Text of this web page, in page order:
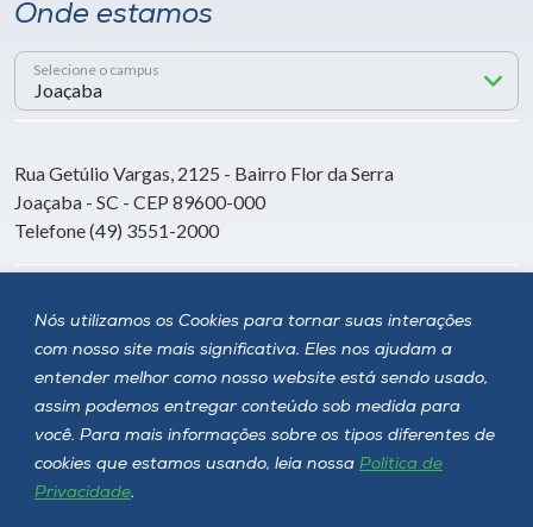
Nós utilizamos os Cookies para tornar suas interações
com nosso site mais significativa. Eles nos ajudam a
entender melhor como nosso website está sendo usado,
assim podemos entregar conteúdo sob medida para
você. Para mais informações sobre os tipos diferentes de
cookies que estamos usando, leia nossa Política de
Privacidade.
Onde estamos
Selecione o campus
Rua Getúlio Vargas, 2125 - Bairro Flor da Serra
Joaçaba - SC - CEP 89600-000
Telefone (49) 3551-2000
Siga a Unoesc